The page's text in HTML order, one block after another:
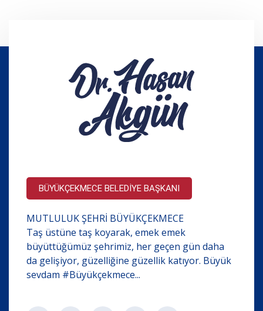
BÜYÜKÇEKMECE BELEDİYE BAŞKANI
MUTLULUK ŞEHRİ BÜYÜKÇEKMECE
Taş üstüne taş koyarak, emek emek
büyüttüğümüz şehrimiz, her geçen gün daha
da gelişiyor, güzelliğine güzellik katıyor. Büyük
sevdam #Büyükçekmece...